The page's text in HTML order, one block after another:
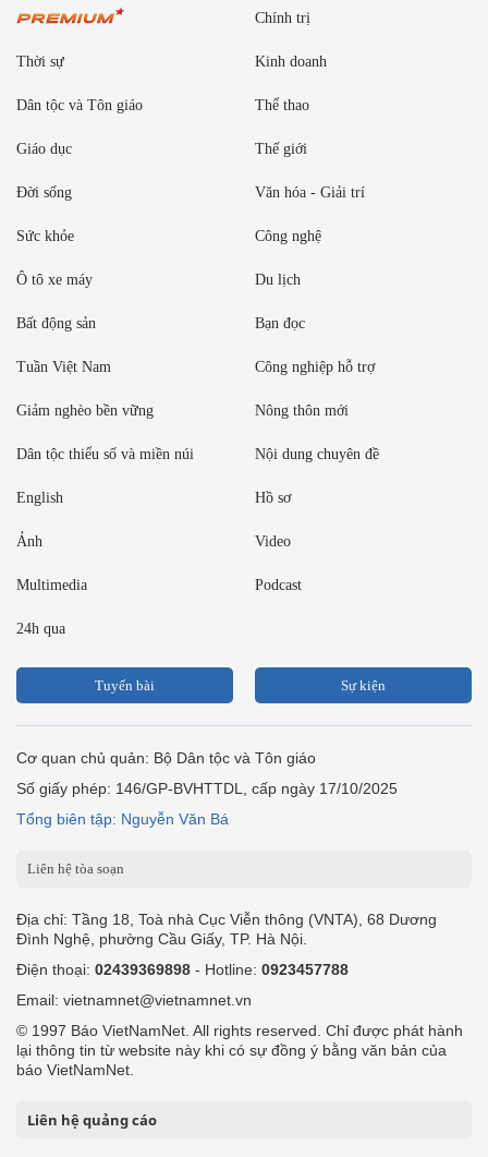
Chính trị
Thời sự Kinh doanh
Dân tộc và Tôn giáo Thể thao
Giáo dục Thế giới
Đời sống Văn hóa - Giải trí
Sức khỏe Công nghệ
Ô tô xe máy Du lịch
Bất động sản Bạn đọc
Tuần Việt Nam Công nghiệp hỗ trợ
Giảm nghèo bền vững Nông thôn mới
Dân tộc thiểu số và miền núi Nội dung chuyên đề
English Hồ sơ
Ảnh Video
Multimedia Podcast
24h qua
Tuyến bài Sự kiện
Cơ quan chủ quản: Bộ Dân tộc và Tôn giáo
Số giấy phép: 146/GP-BVHTTDL, cấp ngày 17/10/2025
Tổng biên tập: Nguyễn Văn Bá
Liên hệ tòa soạn
Địa chỉ: Tầng 18, Toà nhà Cục Viễn thông (VNTA), 68 Dương
Đình Nghệ, phường Cầu Giấy, TP. Hà Nội.
Điện thoại: 02439369898 - Hotline: 0923457788
Email: vietnamnet@vietnamnet.vn
© 1997 Báo VietNamNet. All rights reserved. Chỉ được phát hành
lại thông tin từ website này khi có sự đồng ý bằng văn bản của
báo VietNamNet.
Liên hệ quảng cáo